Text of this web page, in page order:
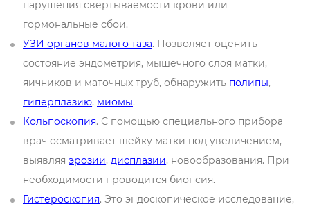
нарушения свертываемости крови или
гормональные сбои.
УЗИ органов малого таза. Позволяет оценить
состояние эндометрия, мышечного слоя матки,
яичников и маточных труб, обнаружить полипы,
гиперплазию, миомы.
Кольпоскопия. С помощью специального прибора
врач осматривает шейку матки под увеличением,
выявляя эрозии, дисплазии, новообразования. При
необходимости проводится биопсия.
Гистероскопия. Это эндоскопическое исследование,